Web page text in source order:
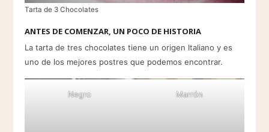
Tarta de 3 Chocolates
ANTES DE COMENZAR, UN POCO DE HISTORIA
La tarta de tres chocolates tiene un origen Italiano y es
uno de los mejores postres que podemos encontrar.
Negro Marrón